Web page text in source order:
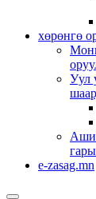
хөрөнгө
Уул
e-zasag.mn